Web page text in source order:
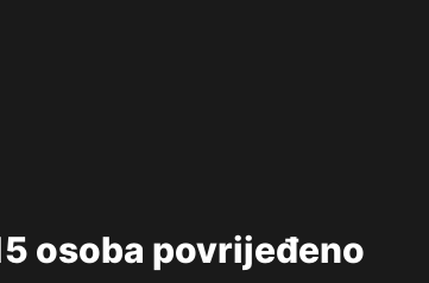
osoba povrijeđeno